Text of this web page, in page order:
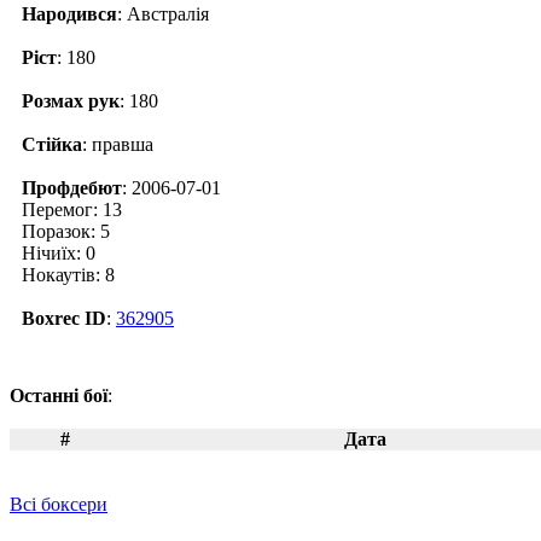
Народився: Австралія
Ріст: 180
Розмах рук: 180
Стійка: правша
Профдебют: 2006-07-01
Перемог: 13
Поразок: 5
Нічиїх: 0
Нокаутів: 8
Boxrec ID: 362905
Останні бої:
# Дата
Всі боксери